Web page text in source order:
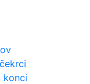
konci